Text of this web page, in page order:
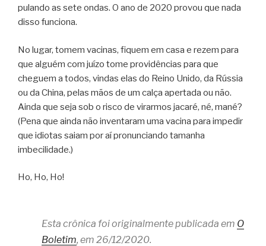
pulando as sete ondas. O ano de 2020 provou que nada
disso funciona.
No lugar, tomem vacinas, fiquem em casa e rezem para
que alguém com juízo tome providências para que
cheguem a todos, vindas elas do Reino Unido, da Rússia
ou da China, pelas mãos de um calça apertada ou não.
Ainda que seja sob o risco de virarmos jacaré, né, mané?
(Pena que ainda não inventaram uma vacina para impedir
que idiotas saiam por aí pronunciando tamanha
imbecilidade.)
Ho, Ho, Ho!
Esta crônica foi originalmente publicada em O
Boletim, em 26/12/2020.